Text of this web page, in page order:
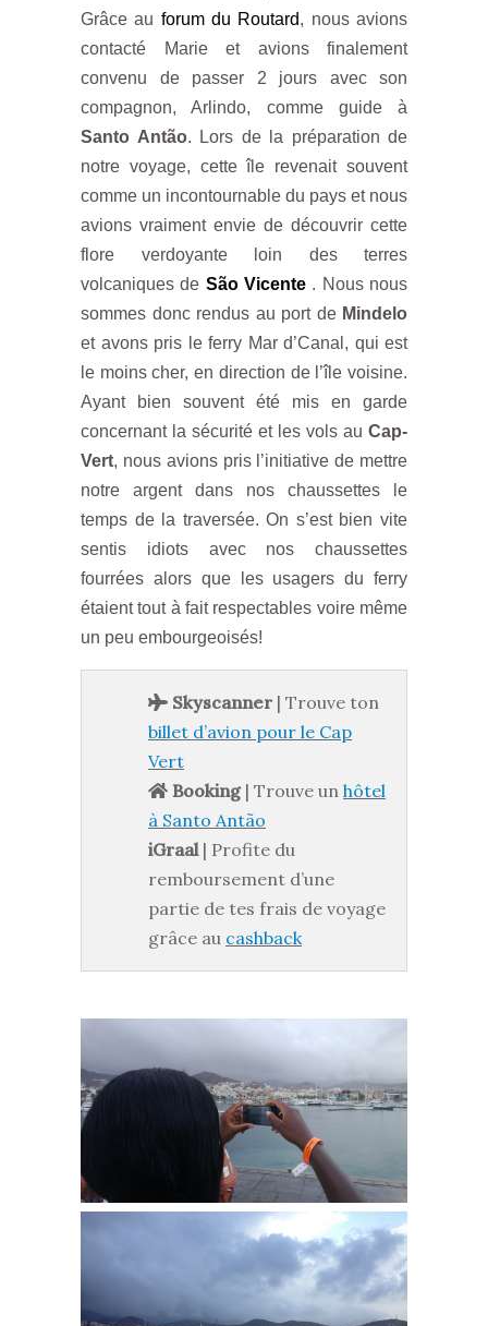
Grâce au forum du Routard, nous avions
contacté Marie et avions finalement
convenu de passer 2 jours avec son
compagnon, Arlindo, comme guide à
Santo Antão. Lors de la préparation de
notre voyage, cette île revenait souvent
comme un incontournable du pays et nous
avions vraiment envie de découvrir cette
flore verdoyante loin des terres
volcaniques de São Vicente . Nous nous
sommes donc rendus au port de Mindelo
et avons pris le ferry Mar d’Canal, qui est
le moins cher, en direction de l’île voisine.
Ayant bien souvent été mis en garde
concernant la sécurité et les vols au Cap-
Vert, nous avions pris l’initiative de mettre
notre argent dans nos chaussettes le
temps de la traversée. On s’est bien vite
sentis idiots avec nos chaussettes
fourrées alors que les usagers du ferry
étaient tout à fait respectables voire même
un peu embourgeoisés!
Skyscanner | Trouve ton
billet d’avion pour le Cap
Vert
Booking| Trouve un hôtel
à Santo Antão
iGraal| Profite du
remboursement d’une
partie de tes frais de voyage
grâce au cashback